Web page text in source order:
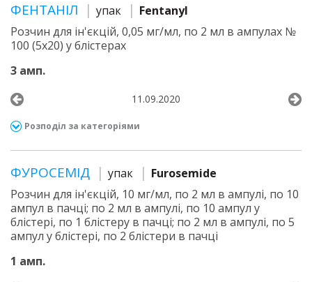
ФЕНТАНІЛ упак
Fentanyl
Розчин для ін'єкцій, 0,05 мг/мл, по 2 мл в ампулах №
100 (5х20) у блістерах
3 амп.
11.09.2020
Розподіл за категоріями
ФУРОСЕМІД упак
Furosemide
Розчин для ін'єкцій, 10 мг/мл, по 2 мл в ампулі, по 10
ампул в пачці; по 2 мл в ампулі, по 10 ампул у
блістері, по 1 блістеру в пачці; по 2 мл в ампулі, по 5
ампул у блістері, по 2 блістери в пачці
1 амп.